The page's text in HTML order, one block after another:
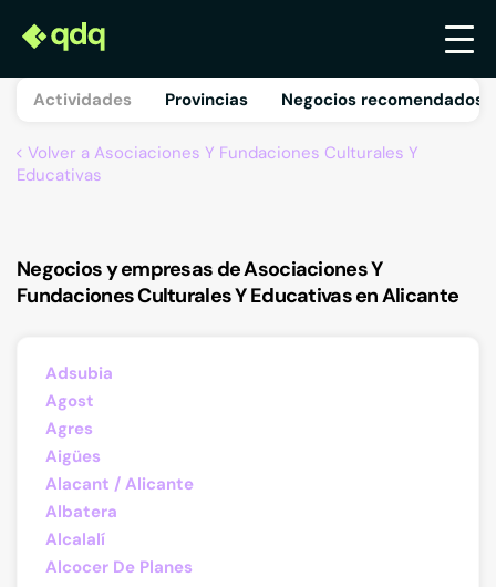
Actividades Provincias Negocios recomendados
Volver a Asociaciones Y Fundaciones Culturales Y
Educativas
Negocios y empresas de Asociaciones Y
Fundaciones Culturales Y Educativas en Alicante
Adsubia
Agost
Agres
Aigües
Alacant / Alicante
Albatera
Alcalalí
Alcocer De Planes